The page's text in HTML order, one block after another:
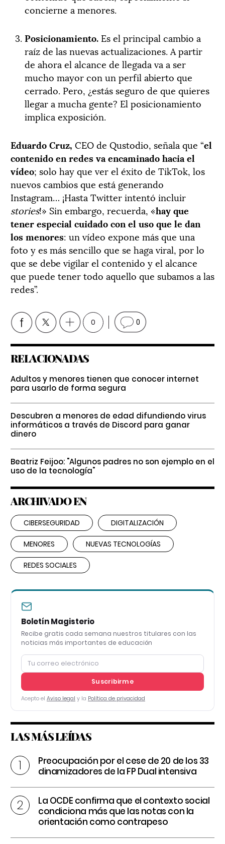
concierne a menores.
Posicionamiento. Es el principal cambio a
raíz de las nuevas actualizaciones. A partir
de ahora el alcance de llegada va a ser
mucho mayor con un perfil abierto que
cerrado. Pero, ¿estás seguro de que quieres
llegar a mucha gente? El posicionamiento
implica exposición.
Eduardo Cruz, CEO de Qustodio, señala que “el
contenido en redes va encaminado hacia el
vídeo; solo hay que ver el éxito de TikTok, los
nuevos cambios que está generando
Instagram… ¡Hasta Twitter intentó incluir
stories!» Sin embargo, recuerda, «hay que
tener especial cuidado con el uso que le dan
los menores: un vídeo expone más que una
foto y es más sencillo que se haga viral, por lo
que se debe vigilar el contenido y el alcance
que puede tener todo aquello que subamos a las
redes”.
0 0
RELACIONADAS
Adultos y menores tienen que conocer internet
para usarlo de forma segura
Descubren a menores de edad difundiendo virus
informáticos a través de Discord para ganar
dinero
Beatriz Feijoo: "Algunos padres no son ejemplo en el
uso de la tecnología"
ARCHIVADO EN
CIBERSEGURIDAD DIGITALIZACIÓN
MENORES NUEVAS TECNOLOGÍAS
REDES SOCIALES
Boletín Magisterio
Recibe gratis cada semana nuestros titulares con las
noticias más importantes de educación
Suscribirme
Acepto el Aviso legal y la Política de privacidad
LAS MÁS LEÍDAS
Preocupación por el cese de 20 de los 33
dinamizadores de la FP Dual intensiva
La OCDE confirma que el contexto social
condiciona más que las notas con la
orientación como contrapeso